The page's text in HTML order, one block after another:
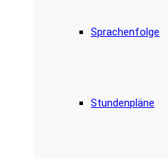
Sprachenfolge
Stundenpläne